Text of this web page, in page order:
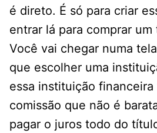
é direto. É só para criar
entrar lá para comprar
Você vai chegar numa
que escolher uma
essa instituição
comissão que não é
pagar o juros todo do